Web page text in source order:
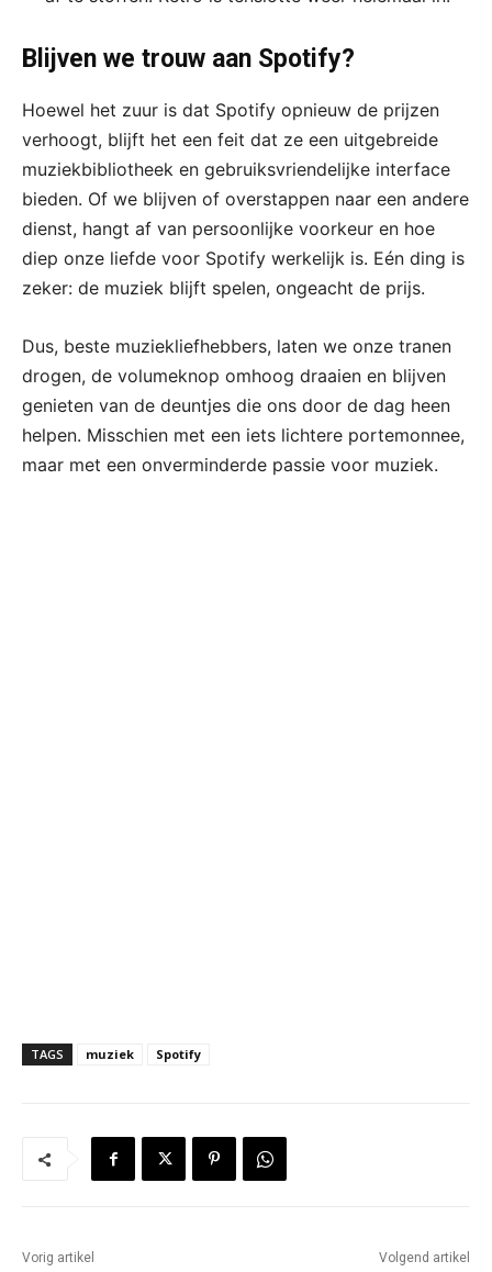
Blijven we trouw aan Spotify?
Hoewel het zuur is dat Spotify opnieuw de prijzen
verhoogt, blijft het een feit dat ze een uitgebreide
muziekbibliotheek en gebruiksvriendelijke interface
bieden. Of we blijven of overstappen naar een andere
dienst, hangt af van persoonlijke voorkeur en hoe
diep onze liefde voor Spotify werkelijk is. Eén ding is
zeker: de muziek blijft spelen, ongeacht de prijs.​
Dus, beste muziekliefhebbers, laten we onze tranen
drogen, de volumeknop omhoog draaien en blijven
genieten van de deuntjes die ons door de dag heen
helpen. Misschien met een iets lichtere portemonnee,
maar met een onverminderde passie voor muziek.
TAGS muziek Spotify
Vorig artikel Volgend artikel